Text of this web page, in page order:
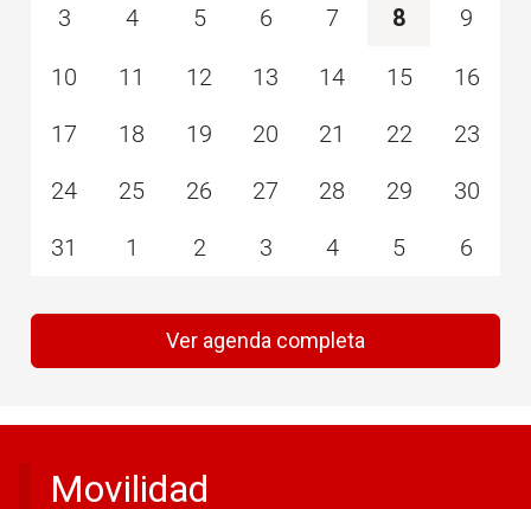
3 4 5 6 7 8 9
10 11 12 13 14 15
16
17
18 19 20 21 22
23
24
25 26 27 28 29
30
31
1 2 3 4 5 6
Ver agenda completa
Movilidad